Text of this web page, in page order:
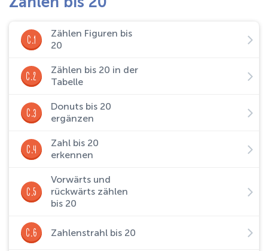
C.1
Zählen Figuren bis
20
C.2
Zählen bis 20 in der
Tabelle
C.3
Donuts bis 20
ergänzen
C.4
Zahl bis 20
erkennen
C.5
Vorwärts und
rückwärts zählen
bis 20
C.6 Zahlenstrahl bis 20